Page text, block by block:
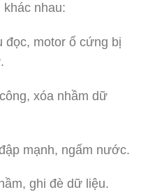
khác nhau:
đọc, motor ổ cứng bị
xóa nhầm dữ
mạnh, ngấm nước.
ghi đè dữ liệu.